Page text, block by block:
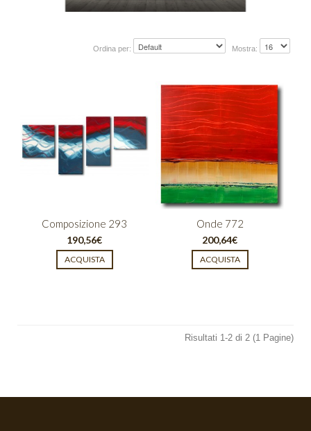
Fusione
Incroci
Orologi
Ordina per: Mostra:
Composizione 293
190,56€
Onde 772
200,64€
Risultati 1-2 di 2 (1 Pagine)